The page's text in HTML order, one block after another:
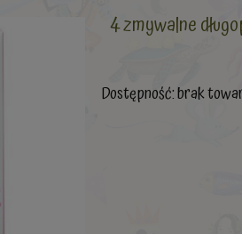
4 zmywalne
Dostępność:brak